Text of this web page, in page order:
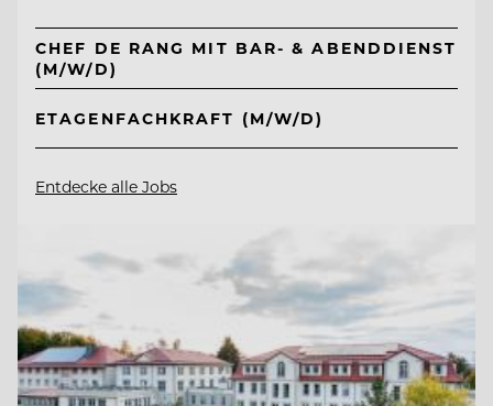
CHEF DE RANG MIT BAR- & ABENDDIENST
(M/W/D)
ETAGENFACHKRAFT (M/W/D)
Entdecke alle Jobs